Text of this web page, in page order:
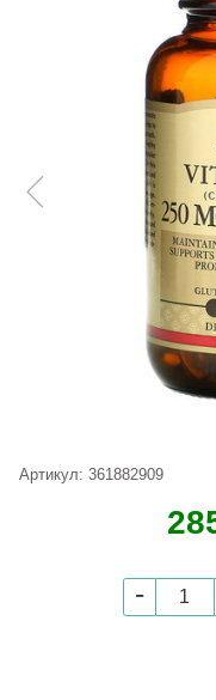
Артикул: 361882909